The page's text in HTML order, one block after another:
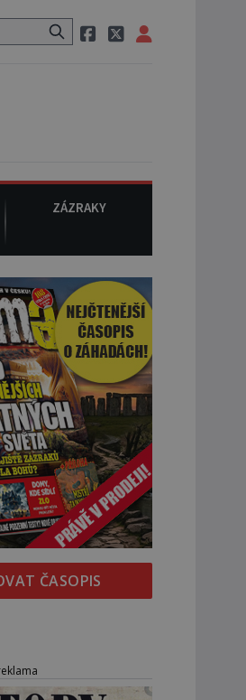
1994: Na americké městečko
ZÁZRAKY
ČASOPIS